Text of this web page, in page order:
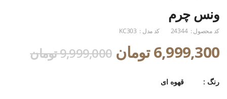
ونس چرم
کد محصول : 24344 کد مدل : KC303
6,999,300 تومان 9,999,000 تومان
رنگ : قهوه ای